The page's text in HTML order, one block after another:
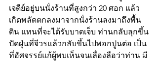
เจดีย์อยู่บนนั่งร้านที่สูงกว่า 20 ศอก แล้ว
เกิดพลัดตกลงมาจากนั่งร้านลงมาถึงพื้น
ดิน แทนที่จะได้รับบาดเจ็บ ท่านกลับลุกขึ้น
ปัดฝุ่นที่จีวรแล้วกลับขึ้นไปพอกปูนต่อ เป็น
ที่อัศจรรย์แก้ผู้พบเห็นจนเลื่องลือว่าท่าน มี